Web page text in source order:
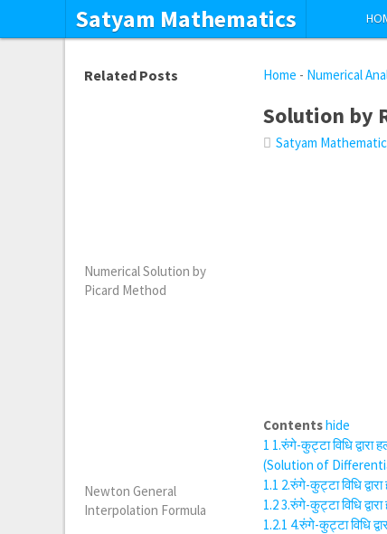
Satyam Mathematics
Home - Numerical
Solution by
Satyam
Contentshide
1 1.रुंगे-कुट्टा विधि
(Solution of
1.1 2.रुंगे-कुट्टा विधि
1.23.रुंगे-कुट्टा विधि
1.2.1 4.रुंगे-कुट्टा विधि
Related Posts
Numerical Solution by
Picard Method
Newton General
Interpolation Formula